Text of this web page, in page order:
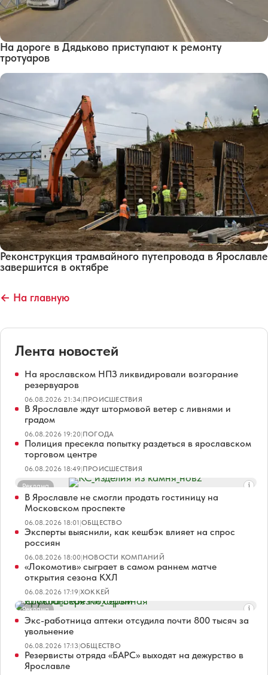
На дороге в Дядьково приступают к ремонту
тротуаров
Реконструкция трамвайного путепровода в Ярославле
завершится в октябре
← На главную
Лента новостей
На ярославском НПЗ ликвидировали возгорание
резервуаров
06.08.2026 21:34|ПРОИСШЕСТВИЯ
В Ярославле ждут штормовой ветер с ливнями и
градом
06.08.2026 19:20|ПОГОДА
Полиция пресекла попытку раздеться в ярославском
торговом центре
06.08.2026 18:49|ПРОИСШЕСТВИЯ
Реклама
В Ярославле не смогли продать гостиницу на
Московском проспекте
06.08.2026 18:01|ОБЩЕСТВО
Эксперты выяснили, как кешбэк влияет на спрос
россиян
06.08.2026 18:00|НОВОСТИ КОМПАНИЙ
«Локомотив» сыграет в самом раннем матче
открытия сезона КХЛ
06.08.2026 17:19|ХОККЕЙ
Реклама
Экс-работница аптеки отсудила почти 800 тысяч за
увольнение
06.08.2026 17:13|ОБЩЕСТВО
Резервисты отряда «БАРС» выходят на дежурство в
Ярославле